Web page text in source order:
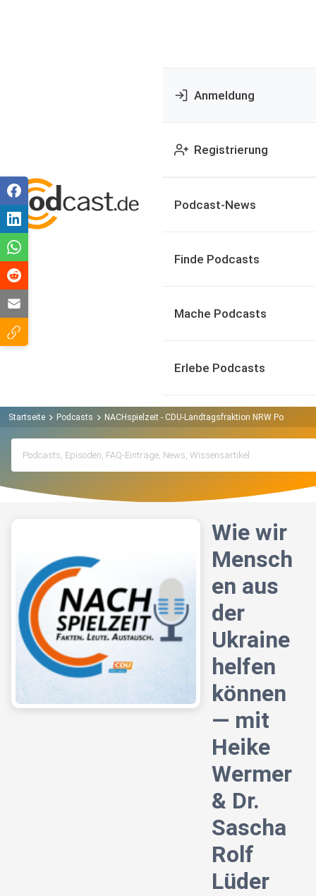
Anmeldung
Registrierung
Podcast-News
Finde Podcasts
Mache Podcasts
Erlebe Podcasts
Startseite Podcasts NACHspielzeit - CDU-Landtagsfraktion NRW Podcast
Wie wir
Mensch
en aus
der
Ukraine
helfen
können
— mit
Heike
Wermer
& Dr.
Sascha
Rolf
Lüder